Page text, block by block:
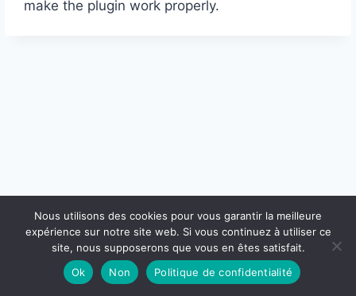
make the plugin work properly.
© 2026 - Thème WordPress parKadence WP
Nous utilisons des cookies pour vous garantir la meilleure
expérience sur notre site web. Si vous continuez à utiliser ce
site, nous supposerons que vous en êtes satisfait.
Ok
Non Politique de confidentialité